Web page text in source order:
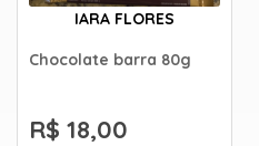
IARA FLORES
Chocolate barra 80g
R$ 18,00